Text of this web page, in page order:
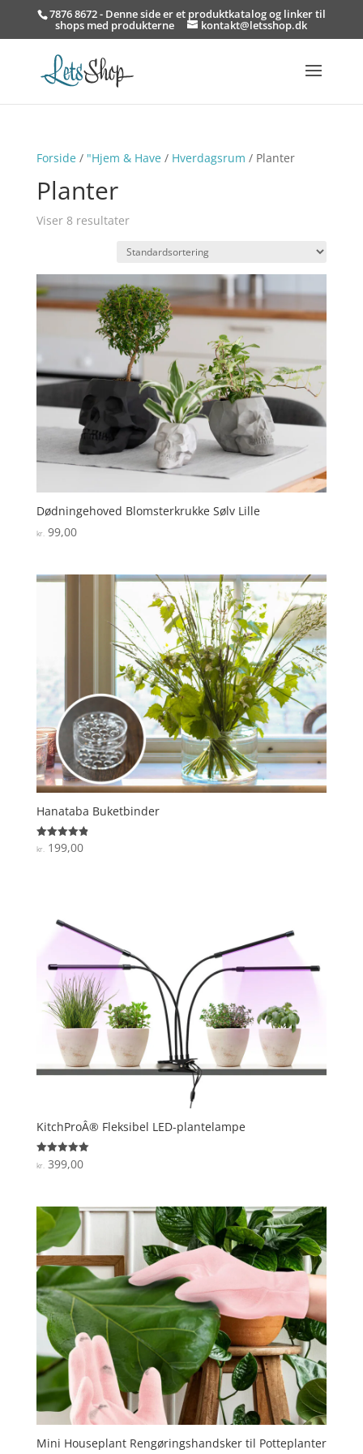
7876 8672 - Denne side er et produktkatalog og linker til
shops med produkterne kontakt@letsshop.dk
Forside/ "Hjem & Have/ Hverdagsrum / Planter
Planter
Viser 8 resultater
Dødningehoved Blomsterkrukke Sølv Lille
kr. 99,00
Hanataba Buketbinder
Vurderet
4.9
kr.199,00
KitchProÂ® Fleksibel LED-plantelampe
Vurderet
5
kr.399,00
Mini Houseplant Rengøringshandsker til Potteplanter